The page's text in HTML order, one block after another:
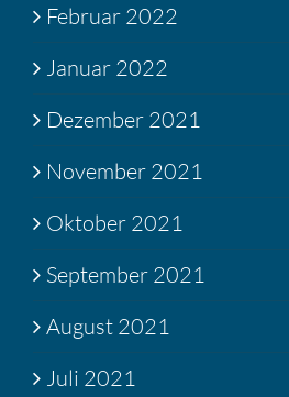
Februar 2022
Januar 2022
Dezember 2021
November 2021
Oktober 2021
September 2021
August 2021
Juli 2021